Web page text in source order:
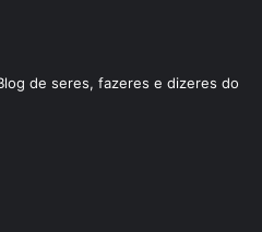
de seres, fazeres e dizeres do